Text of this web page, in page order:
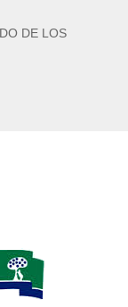
DE LOS